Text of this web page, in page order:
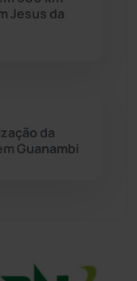
Jesus da
da
Guanambi